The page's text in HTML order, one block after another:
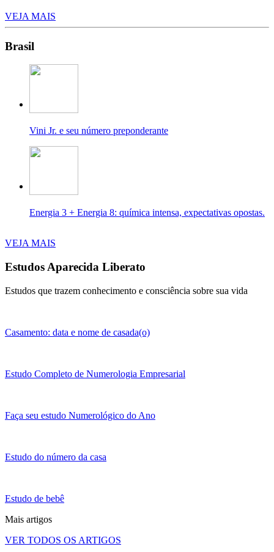
VEJA MAIS
Brasil
Vini Jr. e seu número preponderante
Energia 3 + Energia 8: química intensa, expectativas opostas.
VEJA MAIS
Estudos Aparecida Liberato
Estudos que trazem conhecimento e consciência sobre sua vida
Casamento: data e nome de casada(o)
Estudo Completo de Numerologia Empresarial
Faça seu estudo Numerológico do Ano
Estudo do número da casa
Estudo de bebê
Mais artigos
VER TODOS OS ARTIGOS